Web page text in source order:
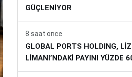
GÜÇLENİYOR
8 saat önce
GLOBAL PORTS HOLDING,
LİMANI’NDAKİ PAYINI YÜZDE